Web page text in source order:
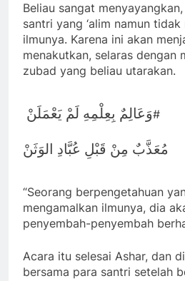
Beliau sangat
santri yang ‘alim namun
ilmunya. Karena ini akan
menakutkan, selaras dengan
zubad yang beliau utarakan.
وَعَالِمٌ بِعِلْمِهِ لَمْ يَعْمَلَنْ#
مُعَذَّبٌ مِنْ قَبْلِ عُبَّادِ الوَثَنْ
“Seorang berpengetahuan
mengamalkan ilmunya, dia
penyembah-penyembah
Acara itu selesai Ashar, dan
bersama para santri setelah